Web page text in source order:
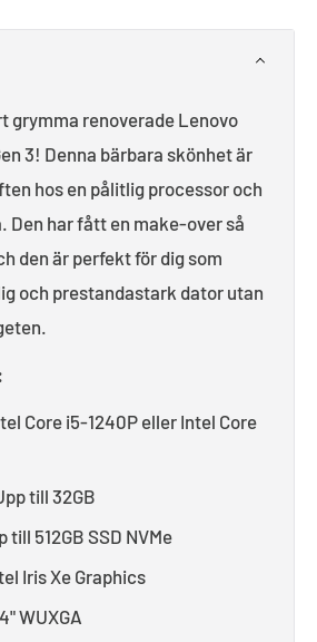
grymma renoverade Lenovo
3! Denna bärbara skönhet är
hos en pålitlig processor och
Den har fått en make-over så
den är perfekt för dig som
och prestandastark dator utan
Core i5-1240P eller Intel Core
till 32GB
till 512GB SSD NVMe
Iris Xe Graphics
WUXGA